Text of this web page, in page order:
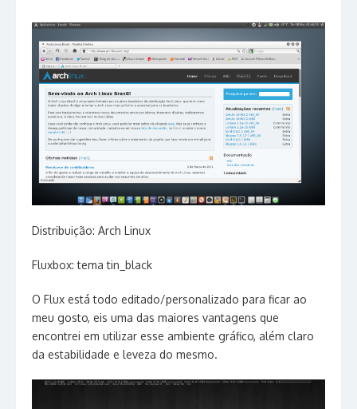
Distribuição: Arch Linux
Fluxbox: tema tin_black
O Flux está todo editado/personalizado para ficar ao
meu gosto, eis uma das maiores vantagens que
encontrei em utilizar esse ambiente gráfico, além claro
da estabilidade e leveza do mesmo.